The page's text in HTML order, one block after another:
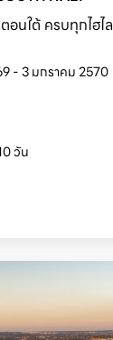
อนใต้ ครบทุกไฮไ
- 3 มกราคม 2570
วัน